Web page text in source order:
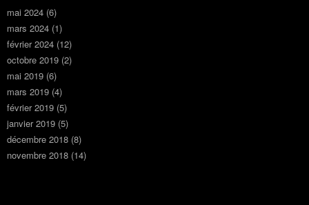
mai 2024 (6)
mars 2024 (1)
février 2024 (12)
octobre 2019 (2)
mai 2019 (6)
mars 2019 (4)
février 2019 (5)
janvier 2019 (5)
décembre 2018 (8)
novembre 2018 (14)